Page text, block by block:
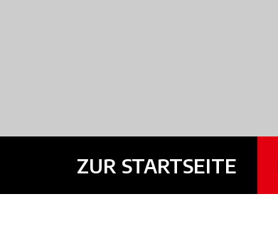
ZUR STARTSEITE